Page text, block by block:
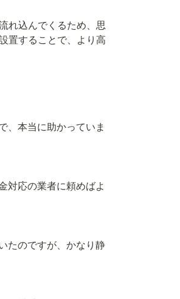
れ込んでくるため、思
置することで、より高
、本当に助かっていま
対応の業者に頼めばよ
たのですが、かなり静